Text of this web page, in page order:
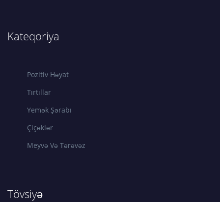
Kateqoriya
Pozitiv Həyat
Tırtıllar
Yemək Şərabı
Çiçəklər
Meyvə Və Tərəvəz
Tövsiyə